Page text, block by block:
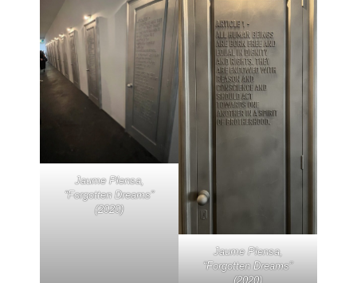
Jaume Plensa,
“Forgotten Dreams”
(2020)
Jaume Plensa,
“Forgotten Dreams”
(2020)